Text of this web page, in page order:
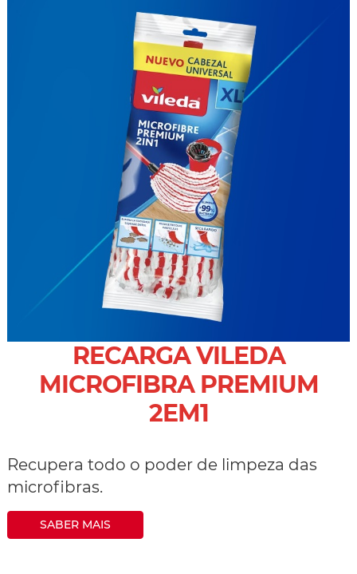
RECARGA VILEDA
MICROFIBRA PREMIUM
2EM1
Recupera todo o poder de limpeza das
microfibras.
SABER MAIS